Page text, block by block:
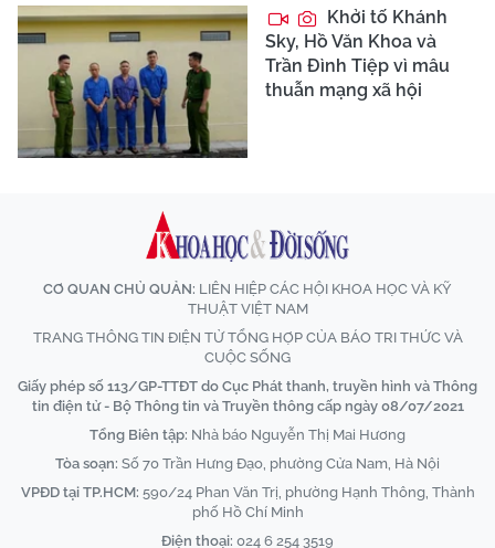
Khởi tố Khánh
Sky, Hồ Văn Khoa và
Trần Đình Tiệp vì mâu
thuẫn mạng xã hội
CƠ QUAN CHỦ QUẢN: LIÊN HIỆP CÁC HỘI KHOA HỌC VÀ KỸ
THUẬT VIỆT NAM
TRANG THÔNG TIN ĐIỆN TỬ TỔNG HỢP CỦA BÁO TRI THỨC VÀ
CUỘC SỐNG
Giấy phép số 113/GP-TTĐT do Cục Phát thanh, truyền hình và Thông
tin điện tử - Bộ Thông tin và Truyền thông cấp ngày 08/07/2021
Tổng Biên tập: Nhà báo Nguyễn Thị Mai Hương
Tòa soạn: Số 70 Trần Hưng Đạo, phường Cửa Nam, Hà Nội
VPĐD tại TP.HCM: 590/24 Phan Văn Trị, phường Hạnh Thông, Thành
phố Hồ Chí Minh
Điện thoại: 024 6 254 3519